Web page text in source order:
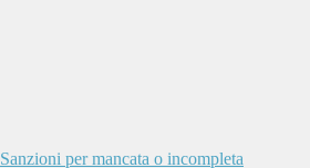
Sanzioni per mancata o incompleta